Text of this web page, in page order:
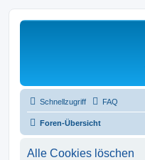
Schnellzugriff FAQ
Foren-Übersicht
Alle Cookies löschen